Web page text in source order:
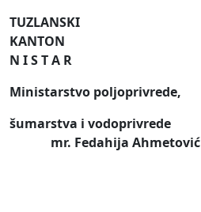
TUZLANSKI
KANTON
N I S T A R
Ministarstvo poljoprivrede,
šumarstva i vodoprivrede
mr. Fedahija Ahmetović